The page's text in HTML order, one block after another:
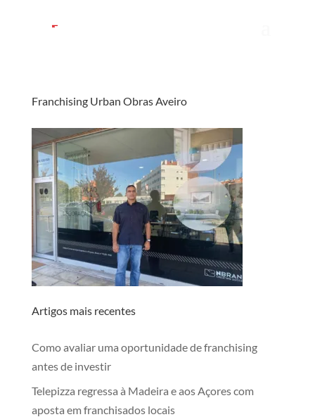
Franchising Urban Obras Aveiro
Artigos mais recentes
Como avaliar uma oportunidade de franchising
antes de investir
Telepizza regressa à Madeira e aos Açores com
aposta em franchisados locais